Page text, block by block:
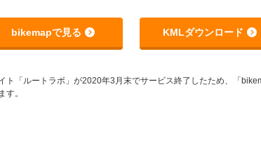
bikemapで見る KMLダウンロード
「ルートラボ」が2020年3月末でサービス終了したため、「
す。